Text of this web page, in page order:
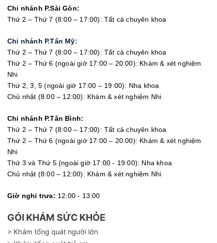
Chi nhánh P.Sài Gòn:
Thứ 2 – Thứ 7 (8:00 – 17:00): Tất cả chuyên khoa
Chi nhánh P.Tân Mỹ:
Thứ 2 – Thứ 7 (8:00 – 17:00): Tất cả chuyên khoa
Thứ 2 – Thứ 6 (ngoài giờ 17:00 – 20:00): Khám & xét nghiệm
Nhi
Thứ 2, 3, 5 (ngoài giờ 17:00 – 19:00): Nha khoa
Chủ nhật (8:00 – 12:00): Khám & xét nghiệm Nhi
Chi nhánh P.Tân Bình:
Thứ 2 – Thứ 7 (8:00 – 17:00): Tất cả chuyên khoa
Thứ 2 – Thứ 6 (ngoài giờ 17:00 – 20:00): Khám & xét nghiệm
Nhi
Thứ 3 và Thứ 5 (ngoài giờ 17:00 - 19:00): Nha khoa
Chủ nhật (8:00 – 12:00): Khám & xét nghiệm Nhi
Giờ nghỉ trưa: 12:00 - 13:00
GÓI KHÁM SỨC KHỎE
> Khám tổng quát người lớn